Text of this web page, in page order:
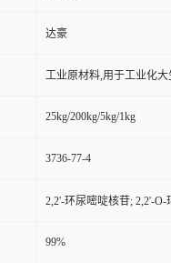
达豪
工业原材料,用于工业化大
25kg/200kg/5kg/1kg
3736-77-4
2,2'-环尿嘧啶核苷; 2,2'-O-
99%